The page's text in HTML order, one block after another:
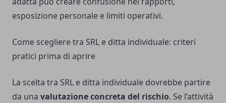
esposizione personale e limiti operativi.
Come scegliere tra SRL e ditta individuale: criteri
pratici prima di aprire
La scelta tra SRL e ditta individuale dovrebbe partire
da una valutazione concreta del rischio. Se l’attività